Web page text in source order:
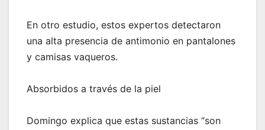
En otro estudio, estos expertos detectaron
una alta presencia de antimonio en pantalones
y camisas vaqueros.
Absorbidos a través de la piel
Domingo explica que estas sustancias “son